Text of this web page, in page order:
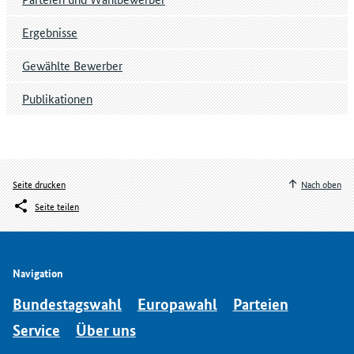
Ergebnisse
Gewählte Bewerber
Publikationen
Seite drucken
Seite teilen
Nach oben
Navigation
Bundestagswahl Europawahl
Parteien
Service
Über uns